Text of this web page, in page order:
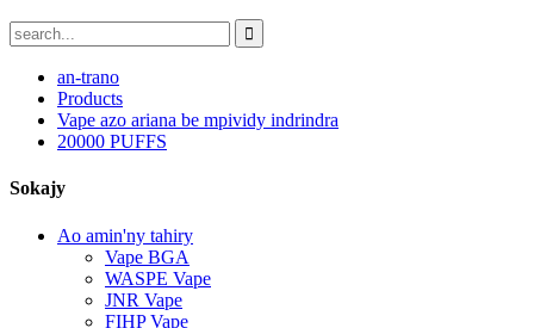
an-trano
Products
Vape azo ariana be mpividy indrindra
20000 PUFFS
Sokajy
Ao amin'ny tahiry
Vape BGA
WASPE Vape
JNR Vape
FIHP Vape